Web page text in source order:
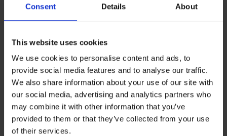
Consent Details About
This website uses cookies
We use cookies to personalise content and ads, to
provide social media features and to analyse our traffic.
We also share information about your use of our site with
our social media, advertising and analytics partners who
may combine it with other information that you’ve
provided to them or that they’ve collected from your use
of their services.
Разпродажба
-70%
-20 % GET20
-20 % GET20